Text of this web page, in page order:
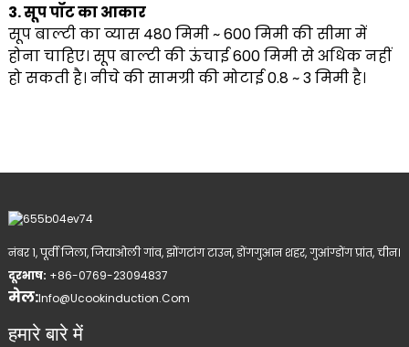
3. सूप पॉट का आकार
सूप बाल्टी का व्यास 480 मिमी ~ 600 मिमी की सीमा में
होना चाहिए। सूप बाल्टी की ऊंचाई 600 मिमी से अधिक नहीं
हो सकती है। नीचे की सामग्री की मोटाई 0.8 ~ 3 मिमी है।
नंबर 1, पूर्वी जिला, जियाओली गांव, झोंगटांग टाउन, डोंगगुआन शहर, गुआंग्डोंग प्रांत, चीन।
दूरभाष: +86-0769-23094837
मेल:Info@ucookinduction.com
हमारे बारे में